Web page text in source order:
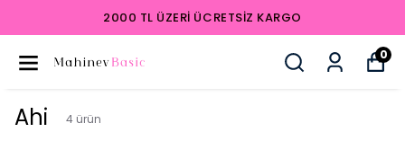
2000 TL ÜZERI ÜCRETSIZ KARGO
0
Ahi 4 ürün